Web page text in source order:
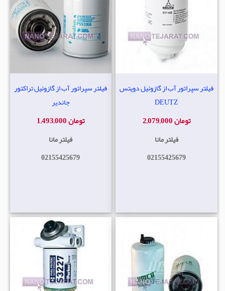
فیلتر سپراتور آب از گازوئیل تراکتور
جاندیر
1,493,000 تومان
فیلتر مانا
02155425679
فیلتر سپراتور آب از گازوئیل دویتس
DEUTZ
2,079,000 تومان
فیلتر مانا
02155425679